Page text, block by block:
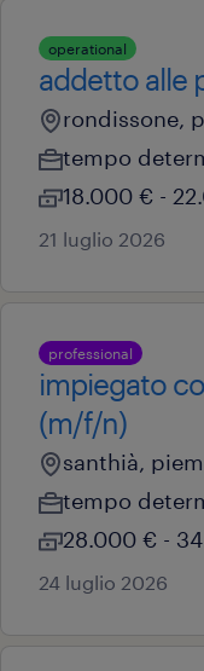
operational
addetto alle
rondissone,
tempo
18.000 € -
21 luglio 2026
professional
impiegato
(m/f/n)
santhià,
tempo
28.000 € -
24 luglio 2026